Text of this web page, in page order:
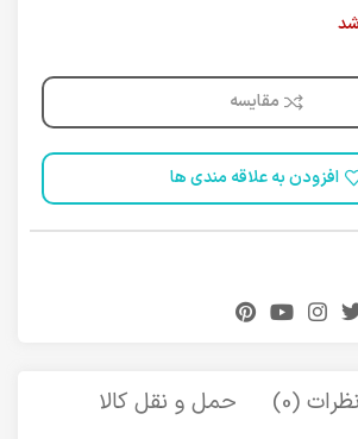
مقایسه
افزودن به علاقه مندی ها
نظرات (0) حمل و نقل کالا